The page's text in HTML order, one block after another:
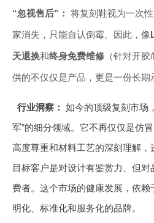
“忽视售后”： 将复刻鞋视为一次
家消失，只能自认倒霉。因此，像
天退换和终身免费维修 （针对开
供的不仅仅是产品，更是一份长期
行业洞察： 如今的顶级复刻市场
军”的细分领域。它不再仅仅是仿
高度尊重和材料工艺的深刻理解，
目标客户是对设计有鉴赏力、但
费者。这个市场的健康发展，依赖
明化、标准化和服务化的品牌。